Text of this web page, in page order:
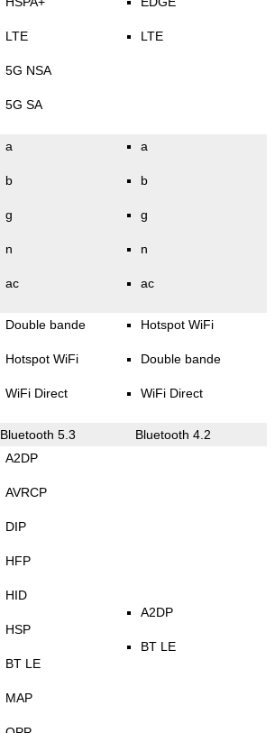
LTE
5G NSA
5G SA
LTE
a
b
g
n
ac
a
b
g
n
ac
Double bande
Hotspot WiFi
WiFi Direct
Hotspot WiFi
Double bande
WiFi Direct
Bluetooth 5.3 Bluetooth 4.2
A2DP
AVRCP
DIP
HFP
HID
HSP
BT LE
MAP
A2DP
BT LE